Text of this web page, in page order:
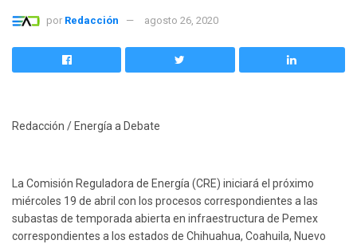
por Redacción agosto 26, 2020
Redacción / Energía a Debate
La Comisión Reguladora de Energía (CRE) iniciará el próximo
miércoles 19 de abril con los procesos correspondientes a las
subastas de temporada abierta en infraestructura de Pemex
correspondientes a los estados de Chihuahua, Coahuila, Nuevo